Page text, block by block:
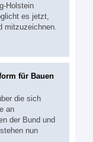
Holstein
es jetzt,
mitzuzeichnen.
für Bauen
die sich
an
der Bund und
nun